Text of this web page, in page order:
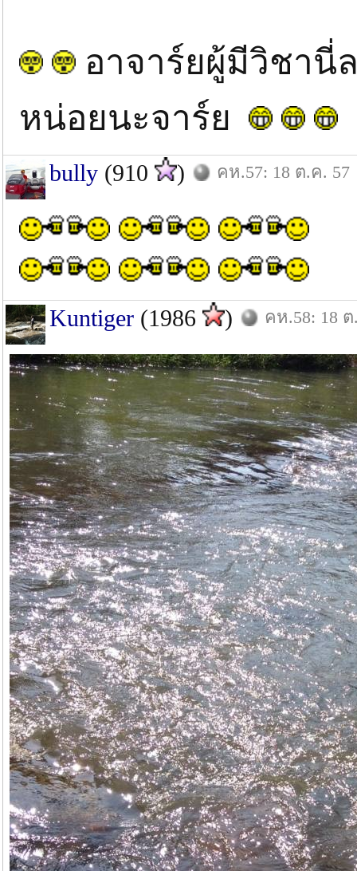
อาจาร์ยผู้มีวิชานี่
หน่อยนะจาร์ย
bully (910 ) คห.57: 18 ต.ค. 57
Kuntiger (1986 ) คห.58: 18